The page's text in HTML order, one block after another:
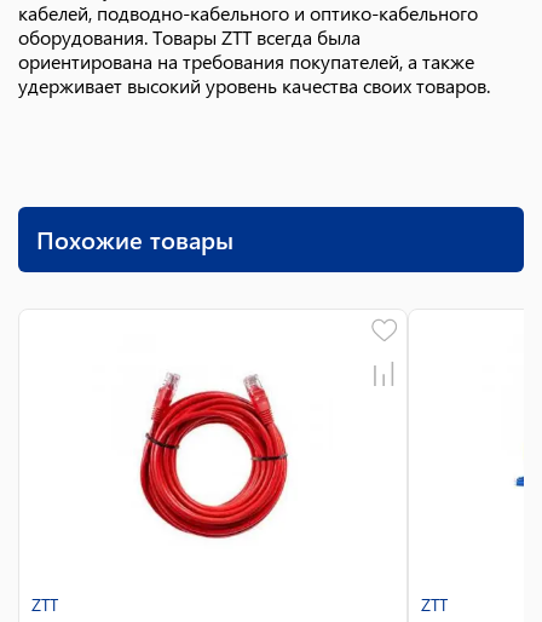
кабелей, подводно-кабельного и оптико-кабельного
оборудования. Товары ZTT всегда была
ориентирована на требования покупателей, а также
удерживает высокий уровень качества своих товаров.
Похожие товары
ZTT
ZTT